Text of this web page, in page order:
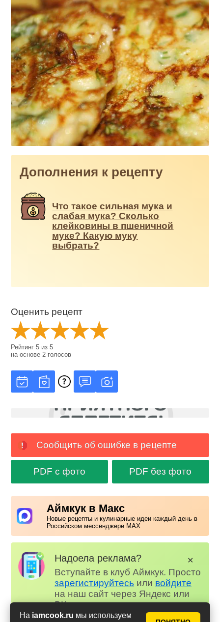
На iamcook.ru мы используем
Дополнения к рецепту
Что такое сильная мука и
слабая мука? Сколько
клейковины в пшеничной
муке? Какую муку
выбрать?
Оценить рецепт
Рейтинг5 из5
на основе 2 голосов
Сообщить об ошибке в рецепте
PDF с фото PDF без фото
Аймкук в Макс
Новые рецепты и кулинарные идеи каждый день в
Российском мессенджере MAX
Надоела реклама?
Вступайте в клуб Аймкук. Просто
зарегистируйтесь или войдите
на наш сайт через Яндекс или
ВК.
Для всех, кто в клубе...
✕